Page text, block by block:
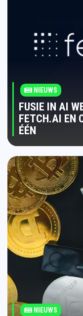
NIEUWS
FUSIE IN AI
FETCH.AI EN
ÉÉN
NIEUWS